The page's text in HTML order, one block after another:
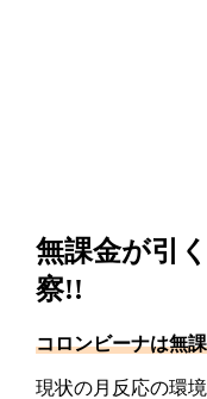
無課金が引
察!!
コロンビーナは無
現状の月反応の環